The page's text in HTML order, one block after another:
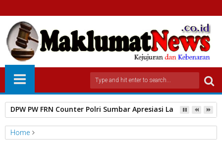
DPW PW FRN Counter Polri Sumbar Apresiasi Langkah
Home